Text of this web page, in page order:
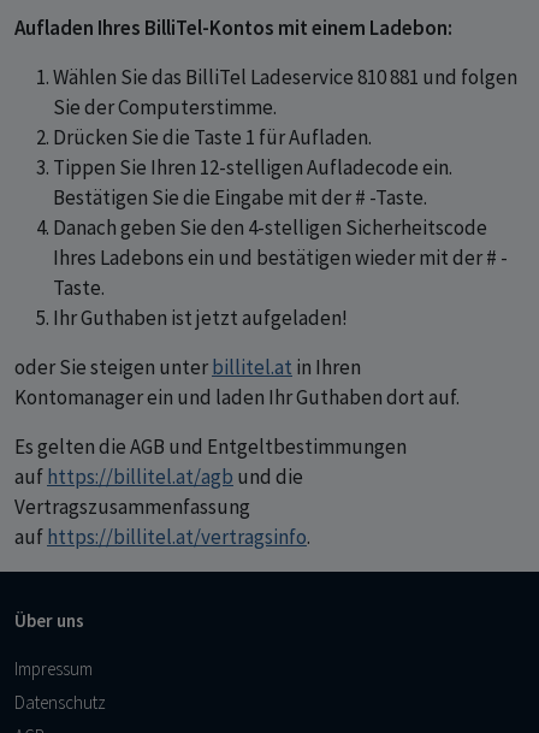
Aufladen Ihres BilliTel-Kontos mit einem Ladebon:
Wählen Sie das BilliTel Ladeservice 810 881 und folgen
Sie der Computerstimme.
Drücken Sie die Taste 1 für Aufladen.
Tippen Sie Ihren 12-stelligen Aufladecode ein.
Bestätigen Sie die Eingabe mit der # -Taste.
Danach geben Sie den 4-stelligen Sicherheitscode
Ihres Ladebons ein und bestätigen wieder mit der # -
Taste.
Ihr Guthaben ist jetzt aufgeladen!
oder Sie steigen unterbillitel.at in Ihren
Kontomanager ein und laden Ihr Guthaben dort auf.
Es gelten die AGB und Entgeltbestimmungen
aufhttps://billitel.at/agb und die
Vertragszusammenfassung
aufhttps://billitel.at/vertragsinfo.
Über uns
Impressum
Datenschutz